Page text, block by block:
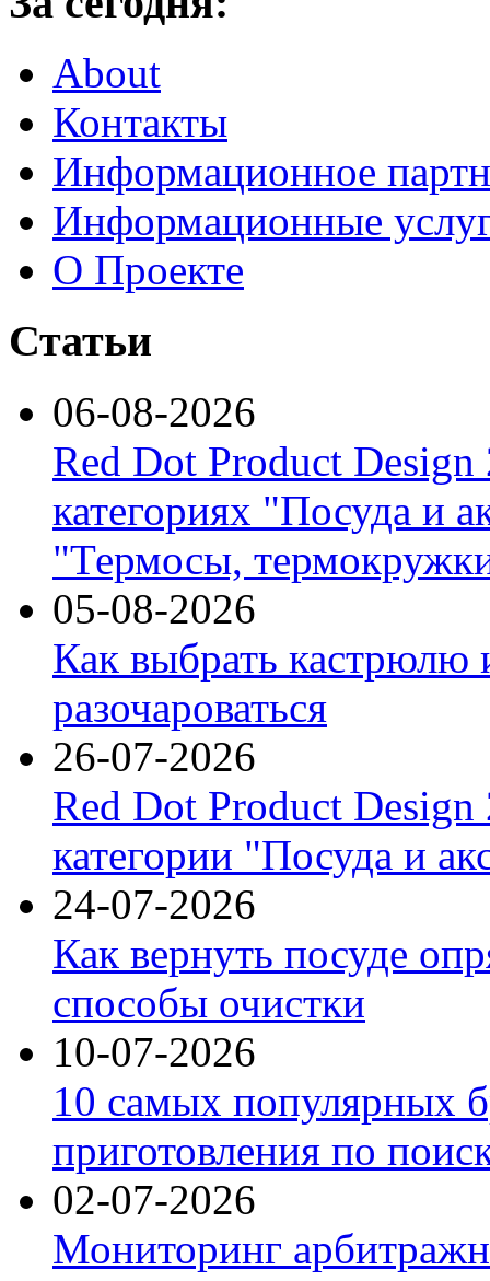
About
Контакты
Информационное
Информационные
О Проекте
Статьи
06-08-2026
Red Dot Product Design
категориях "Посуда и
"Термосы,
05-08-2026
Как выбрать кастрюлю
разочароваться
26-07-2026
Red Dot Product Design
категории "Посуда и
24-07-2026
Как вернуть посуде
способы очистки
10-07-2026
10 самых популярных
приготовления по
02-07-2026
Мониторинг